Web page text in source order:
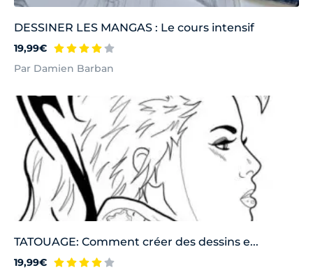
DESSINER LES MANGAS : Le cours intensif
19,99€
Par Damien Barban
TATOUAGE: Comment créer des dessins e...
19,99€